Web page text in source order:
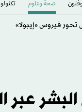
صحة وعلوم
فيروس «إيبولا»
البشر